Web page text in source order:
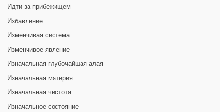
Идти за прибежищем
Избавление
Изменчивая система
Изменчивое явление
Изначальная глубочайшая алая
Изначальная материя
Изначальная чистота
Изначальное состояние